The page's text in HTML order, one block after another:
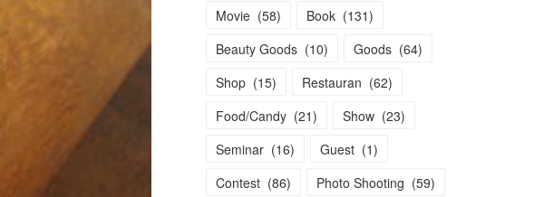
Movie (58) Book (131)
Beauty Goods (10) Goods (64)
Shop (15) Restauran (62)
Food/Candy (21) Show (23)
Seminar (16) Guest (1)
Contest (86) Photo Shooting (59)